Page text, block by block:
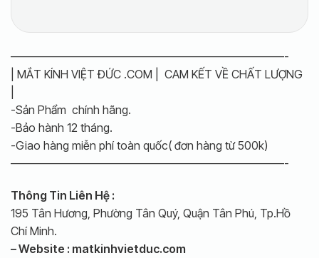
————————————————————————-
| MẮT KÍNH VIỆT ĐỨC .COM | CAM KẾT VỀ CHẤT LƯỢNG
-Sản Phẩm chính hãng.
-Bảo hành 12 tháng.
-Giao hàng miễn phí toàn quốc( đơn hàng từ 500k)
————————————————————————-
Thông Tin Liên Hệ :
195 Tân Hương, Phường Tân Quý, Quận Tân Phú, Tp.Hồ
Chí Minh.
– Website : matkinhvietduc.com